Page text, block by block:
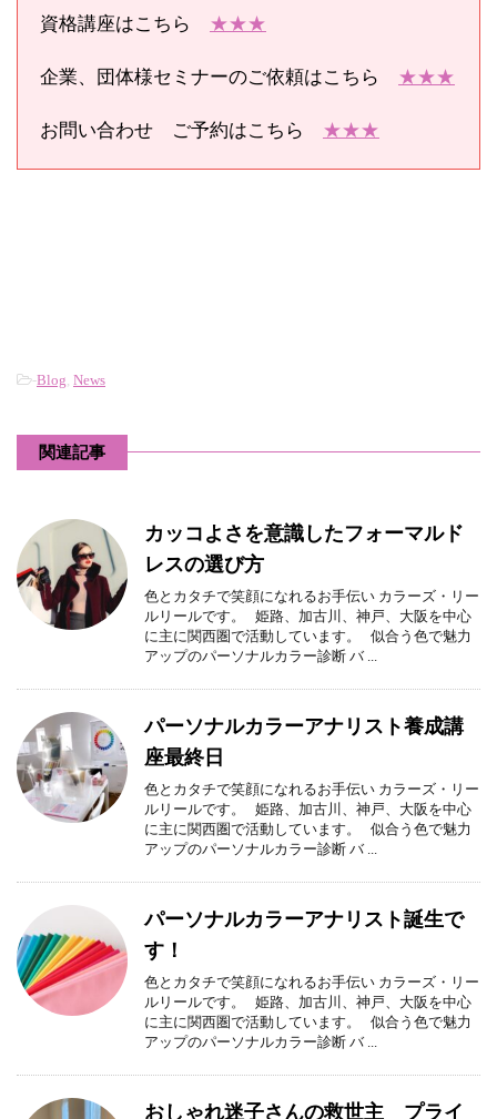
資格講座はこちら ★★★
企業、団体様セミナーのご依頼はこちら ★★★
お問い合わせ ご予約はこちら ★★★
-Blog, News
関連記事
カッコよさを意識したフォーマルド
レスの選び方
色とカタチで笑顔になれるお手伝い カラーズ・リー
ルリールです。 姫路、加古川、神戸、大阪を中心
に主に関西圏で活動しています。 似合う色で魅力
アップのパーソナルカラー診断 バ ...
パーソナルカラーアナリスト養成講
座最終日
色とカタチで笑顔になれるお手伝い カラーズ・リー
ルリールです。 姫路、加古川、神戸、大阪を中心
に主に関西圏で活動しています。 似合う色で魅力
アップのパーソナルカラー診断 バ ...
パーソナルカラーアナリスト誕生で
す！
色とカタチで笑顔になれるお手伝い カラーズ・リー
ルリールです。 姫路、加古川、神戸、大阪を中心
に主に関西圏で活動しています。 似合う色で魅力
アップのパーソナルカラー診断 バ ...
おしゃれ迷子さんの救世主 プライ